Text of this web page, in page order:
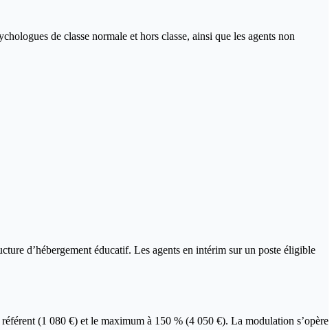
de classe normale et hors classe, ainsi que les agents non
d’hébergement éducatif. Les agents en intérim sur un poste éligible
(1 080 €) et le maximum à 150 % (4 050 €). La modulation s’opère